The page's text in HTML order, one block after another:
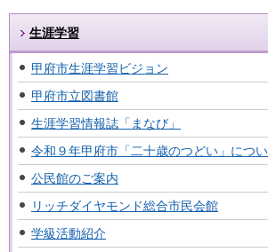
生涯学習
甲府市生涯学習ビジョン
甲府市立図書館
生涯学習情報誌「まなび」
令和９年甲府市「二十歳のつどい」につ
公民館のご案内
リッチダイヤモンド総合市民会館
学級活動紹介